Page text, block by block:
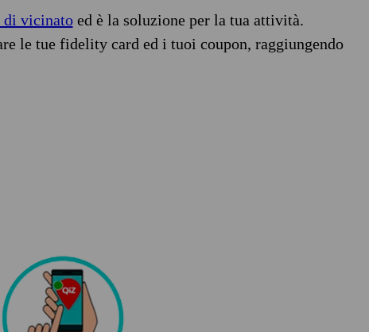
di vicinatoed è la soluzione per la tua attività.
le tue fidelity card ed i tuoi coupon, raggiungendo